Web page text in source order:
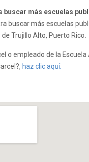
buscar más escuelas
buscar más escuelas
Trujillo Alto, Puerto Rico.
o empleado de la
haz clic aquí.